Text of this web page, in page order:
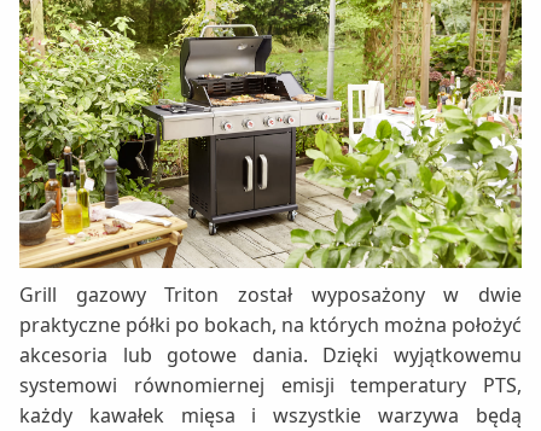
Grill gazowy Triton został wyposażony w dwie
praktyczne półki po bokach, na których można położyć
akcesoria lub gotowe dania. Dzięki wyjątkowemu
systemowi równomiernej emisji temperatury PTS,
każdy kawałek mięsa i wszystkie warzywa będą